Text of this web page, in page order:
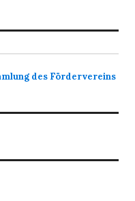
des Fördervereins